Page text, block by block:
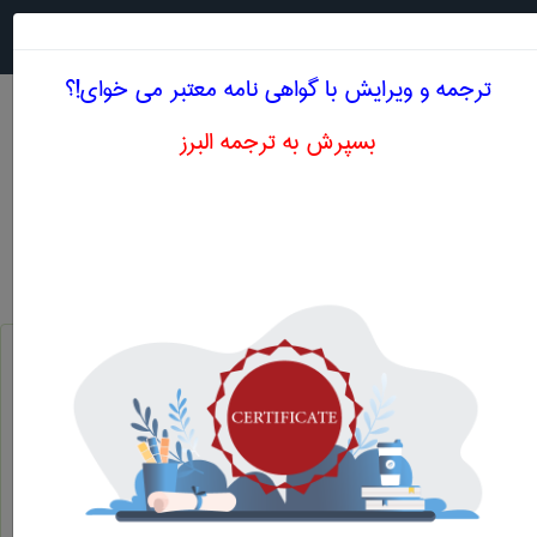
معادل انگلیسی عملکرد نهایی
علوم اقتصادی
عملکرد نهایی
ترجمه و ویرایش با گواهی نامه معتبر می خوای!؟
بسپرش به ترجمه البرز